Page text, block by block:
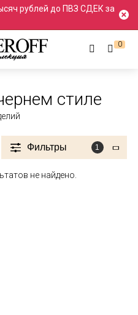
рублей до ПВЗ СДЕК за
0
пусеты
стиле
Фильтры 1
не найдено.